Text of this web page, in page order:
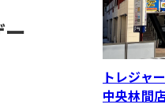
トレジャ
中央林間